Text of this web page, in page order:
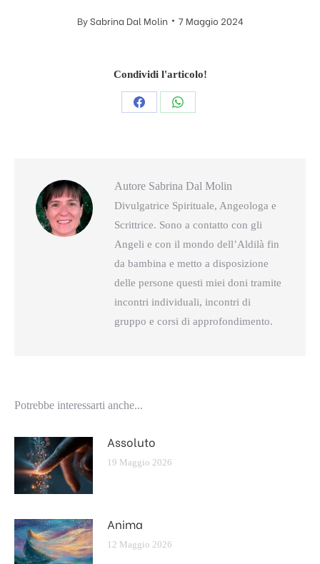
BySabrina Dal Molin 7 Maggio 2024
Condividi l'articolo!
CondividiCondividi
Autore Sabrina Dal Molin
Divulgatrice Spirituale, Angeologa e
Scrittrice. Sono a contatto con gli
Angeli e con il mondo dell’Aldilà fin
da bambina e metto a disposizione
delle persone questi miei doni tramite
incontri individuali, incontri di
gruppo e corsi di approfondimento.
Potrebbe interessarti anche...
Assoluto
19 Maggio 2026
Anima
12 Maggio 2026